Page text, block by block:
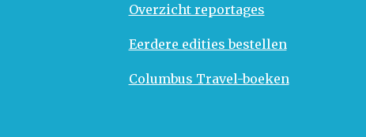
Overzicht reportages
Eerdere edities bestellen
Columbus Travel-boeken